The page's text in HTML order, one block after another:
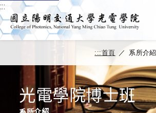
:::
:::首頁 ／ 系所介紹
光電學院博士班